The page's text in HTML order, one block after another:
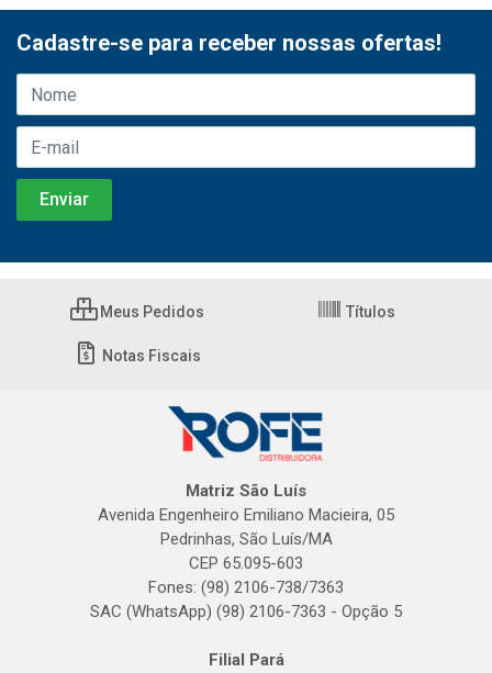
Cadastre-se para receber nossas ofertas!
Meus Pedidos Títulos
Notas Fiscais
Matriz São Luís
Avenida Engenheiro Emiliano Macieira, 05
Pedrinhas, São Luís/MA
CEP 65.095-603
Fones: (98) 2106-738/7363
SAC (WhatsApp) (98) 2106-7363 - Opção 5
Filial Pará